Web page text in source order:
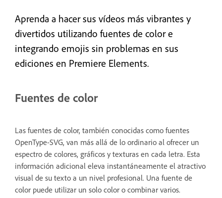
Aprenda a hacer sus vídeos más vibrantes y
divertidos utilizando fuentes de color e
integrando emojis sin problemas en sus
ediciones en Premiere Elements.
Fuentes de color
Las fuentes de color, también conocidas como fuentes
OpenType-SVG, van más allá de lo ordinario al ofrecer un
espectro de colores, gráficos y texturas en cada letra. Esta
información adicional eleva instantáneamente el atractivo
visual de su texto a un nivel profesional. Una fuente de
color puede utilizar un solo color o combinar varios.